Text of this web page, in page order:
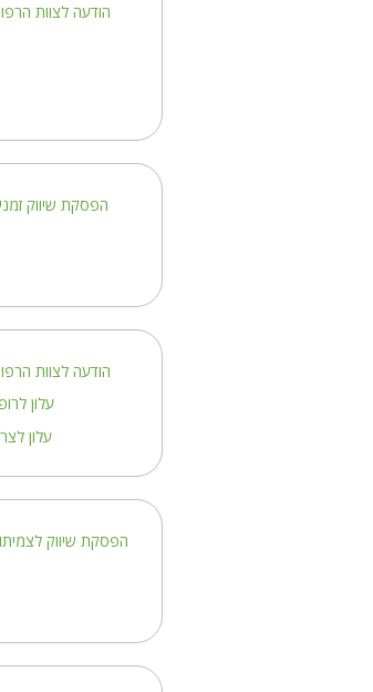
הודעה לצוות
הפסקת שיווק
הודעה לצוות
עלון
עלון
הפסקת שיווק